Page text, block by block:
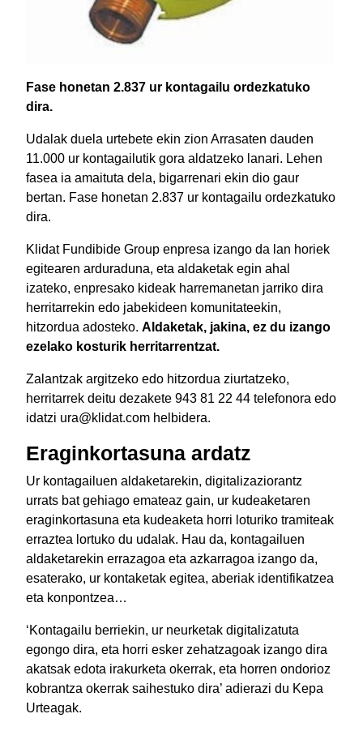
Fase honetan 2.837 ur kontagailu ordezkatuko
dira.
Udalak duela urtebete ekin zion Arrasaten dauden
11.000 ur kontagailutik gora aldatzeko lanari. Lehen
fasea ia amaituta dela, bigarrenari ekin dio gaur
bertan. Fase honetan 2.837 ur kontagailu ordezkatuko
dira.
Klidat Fundibide Group enpresa izango da lan horiek
egitearen arduraduna, eta aldaketak egin ahal
izateko, enpresako kideak harremanetan jarriko dira
herritarrekin edo jabekideen komunitateekin,
hitzordua adosteko. Aldaketak, jakina, ez du izango
ezelako kosturik herritarrentzat.
Zalantzak argitzeko edo hitzordua ziurtatzeko,
herritarrek deitu dezakete 943 81 22 44 telefonora edo
idatzi ura@klidat.com helbidera.
Eraginkortasuna ardatz
Ur kontagailuen aldaketarekin, digitalizaziorantz
urrats bat gehiago emateaz gain, ur kudeaketaren
eraginkortasuna eta kudeaketa horri loturiko tramiteak
erraztea lortuko du udalak. Hau da, kontagailuen
aldaketarekin errazagoa eta azkarragoa izango da,
esaterako, ur kontaketak egitea, aberiak identifikatzea
eta konpontzea…
‘Kontagailu berriekin, ur neurketak digitalizatuta
egongo dira, eta horri esker zehatzagoak izango dira
akatsak edota irakurketa okerrak, eta horren ondorioz
kobrantza okerrak saihestuko dira’ adierazi du Kepa
Urteagak.